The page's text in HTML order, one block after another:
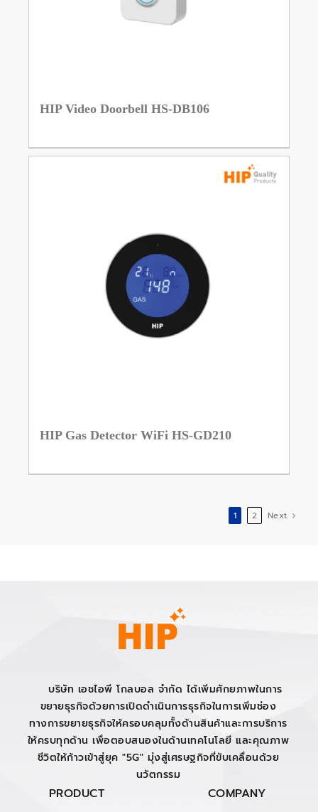
HIP Video Doorbell HS-DB106
HIP Gas Detector WiFi HS-GD210
1 2 Next
บริษัท เอชไอพี โกลบอล จำกัด ได้เพิ่มศักยภาพในการ
ขยายธุรกิจด้วยการเปิดดำเนินการธุรกิจในการเพิ่มช่อง
ทางการขยายธุรกิจให้ครอบคลุมทั้งด้านสินค้าและการบริการ
ให้ครบทุกด้าน เพื่อตอบสนองในด้านเทคโนโลยี และคุณภาพ
ชีวิตให้ก้าวเข้าสู่ยุค "5G" มุ่งสู่เศรษฐกิจที่ขับเคลื่อนด้วย
นวัตกรรม
PRODUCT COMPANY